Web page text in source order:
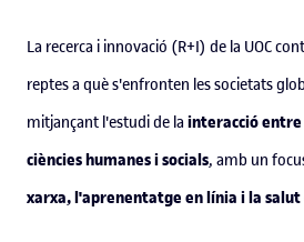
La recerca i innovació (R+I) de la UOC
reptes a què s'enfronten les societats
mitjançant l'estudi de la interacció
ciències humanes i socials, amb un
xarxa, l'aprenentatge en línia i la